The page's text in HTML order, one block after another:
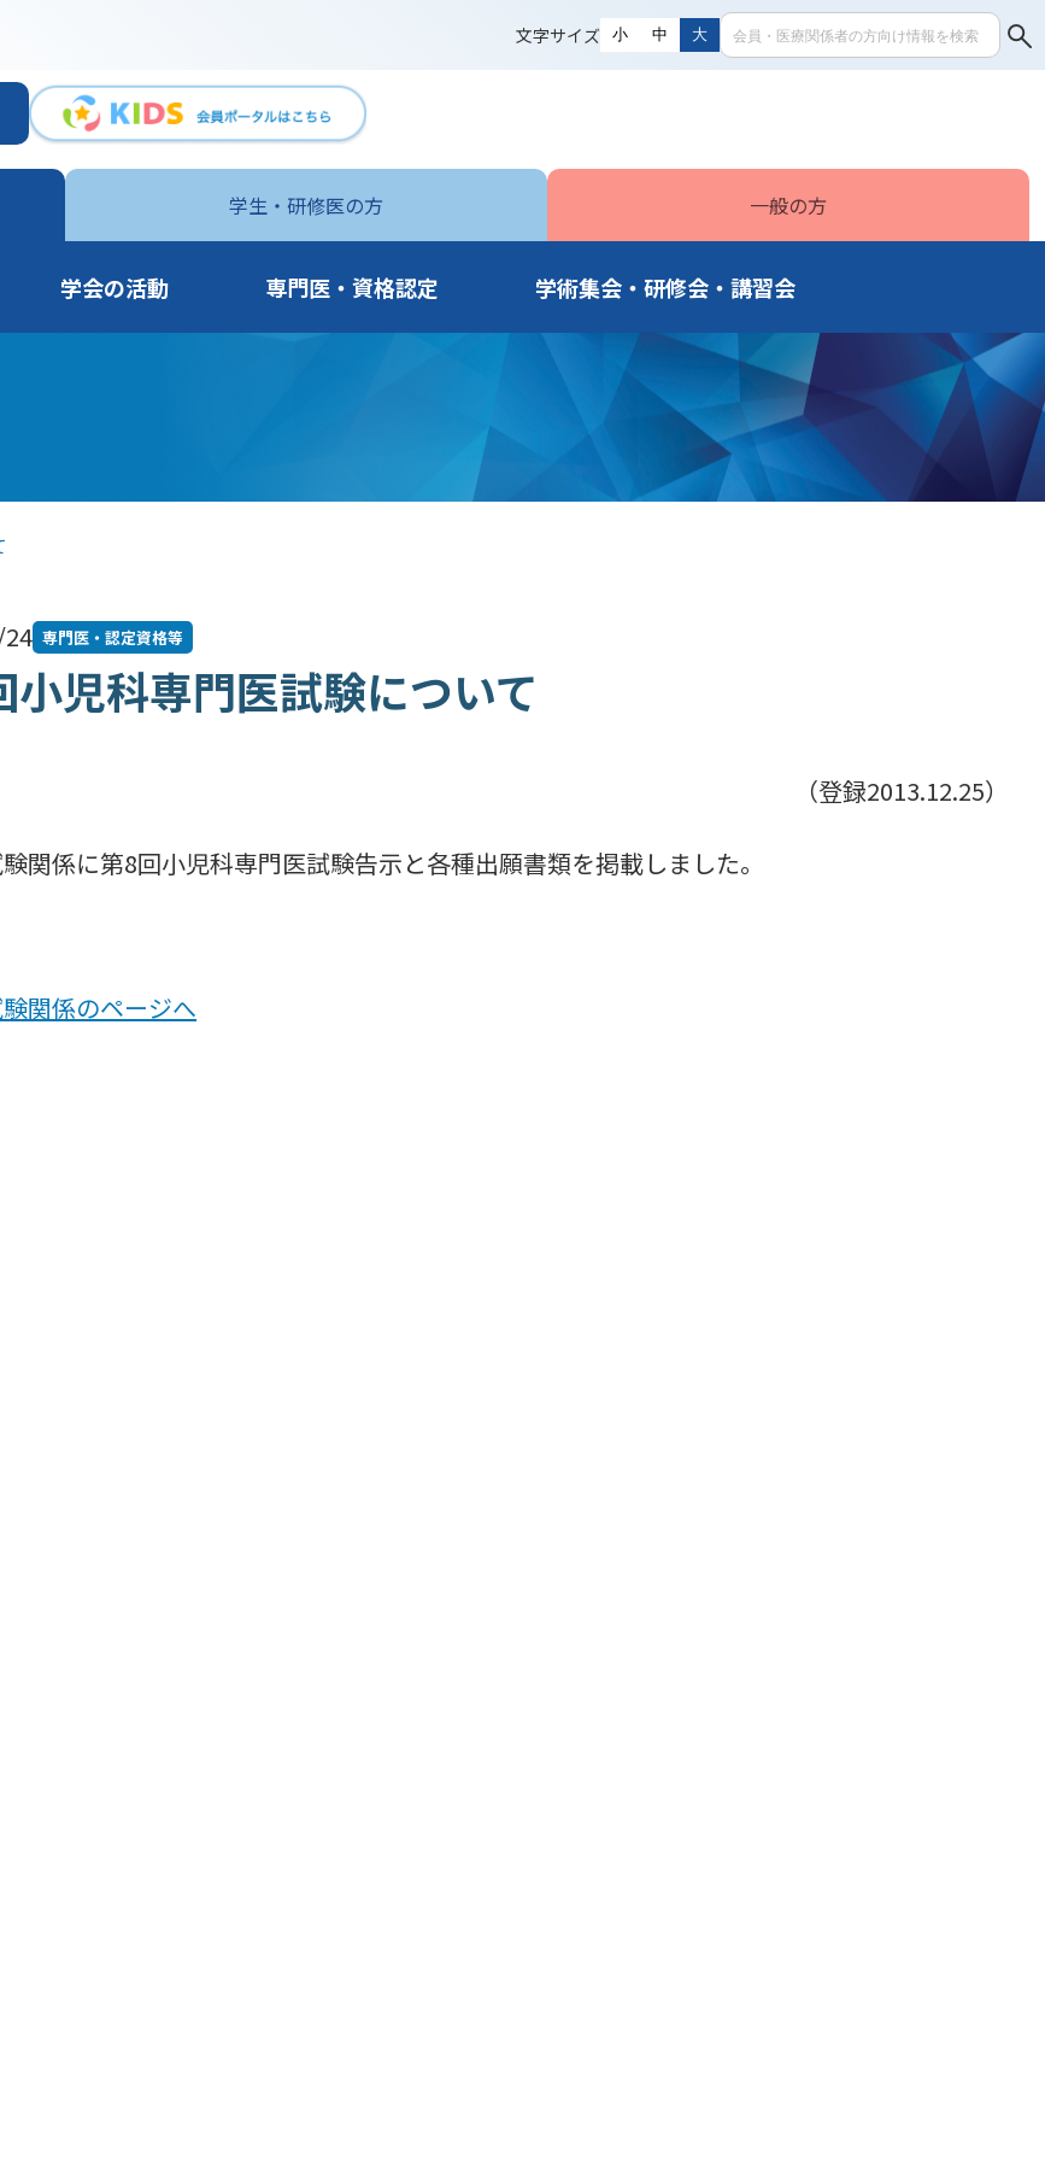
文字サイズ 小 中 大
学生・ 研修医の方 一般の方
学会の活動 専門医・資格認定 学術集会・研修会・講習会
専門医・認定資格等
小児科専門医試験について
（登録2013.12.25）
関係に第8回小児科専門医試験告示と各種出願書類を掲載しました。
関係のページへ